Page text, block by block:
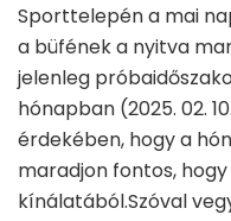
Sporttelepén a mai
a büfének a nyitva
jelenleg
hónapban (2025. 02.
érdekében, hogy a
maradjon fontos,
kínálatából.Szóval